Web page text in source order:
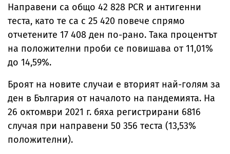
Направени са общо 42 828 PCR и антигенни
теста, като те са с 25 420 повече спрямо
отчетените 17 408 ден по-рано. Така процентът
на положителни проби се повишава от 11,01%
до 14,59%.
Броят на новите случаи е вторият най-голям за
ден в България от началото на пандемията. На
26 октомври 2021 г. бяха регистрирани 6816
случая при направени 50 356 теста (13,53%
положителни).